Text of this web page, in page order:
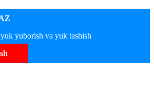
yuborish va yuk tashish